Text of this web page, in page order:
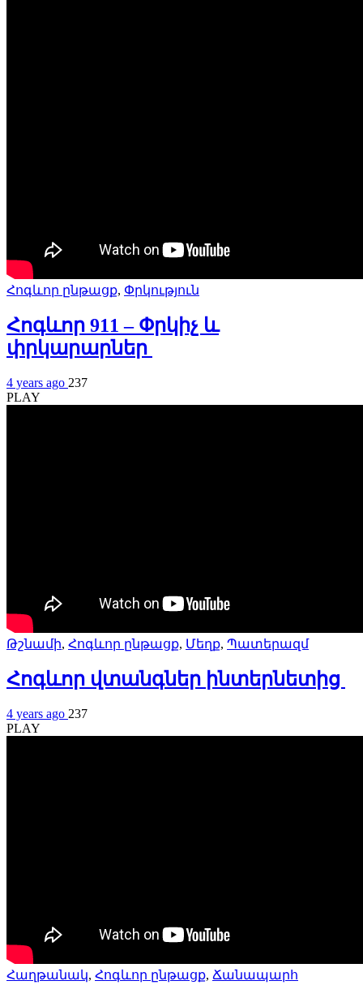
Հոգևոր ընթացք, Փրկություն
Հոգևոր 911 – Փրկիչ և
փրկարարներ
4 years ago 237
PLAY
Թշնամի, Հոգևոր ընթացք, Մեղք, Պատերազմ
Հոգևոր վտանգներ ինտերնետից
4 years ago 237
PLAY
Հաղթանակ, Հոգևոր ընթացք, Ճանապարհ